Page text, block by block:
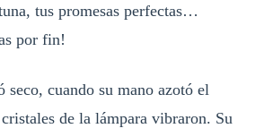
tus promesas perfectas…
por fin!
seco, cuando su mano azotó el
de la lámpara vibraron. Su